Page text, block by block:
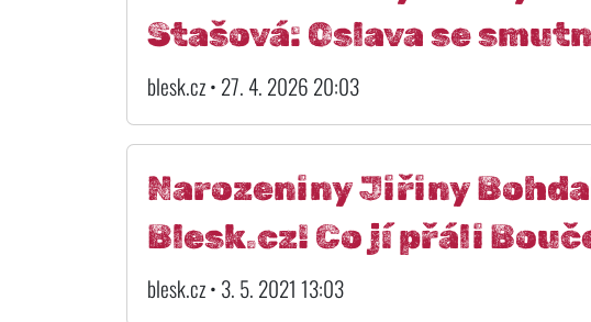
Stašová: Oslava se
blesk.cz • 27. 4. 2026 20:03
Narozeniny Jiřiny
Blesk.cz! Co jí přáli
blesk.cz • 3. 5. 2021 13:03